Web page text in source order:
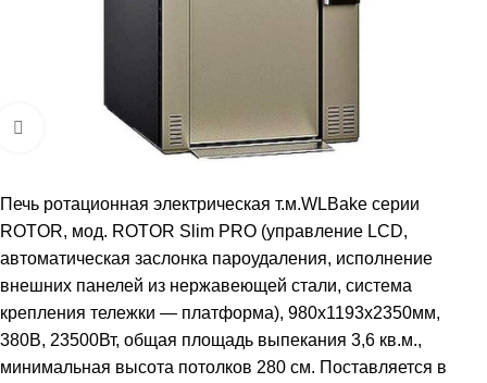
Увеличить
Печь ротационная электрическая т.м.WLBake серии
ROTOR, мод. ROTOR Slim PRO (управление LCD,
автоматическая заслонка пароудаления, исполнение
внешних панелей из нержавеющей стали, система
крепления тележки — платформа), 980x1193x2350мм,
380В, 23500Вт, общая площадь выпекания 3,6 кв.м.,
минимальная высота потолков 280 см. Поставляется в